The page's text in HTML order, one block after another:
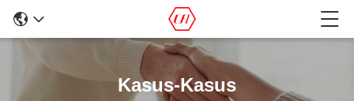
Kasus-Kasus